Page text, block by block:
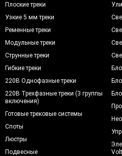
Плоские треки
Узкие 5 мм треки
Ременные треки
Модульные треки
Струнные треки
Гибкие треки
220В Однофазные треки
220В Трехфазные треки (3 группы
включения)
Готовые трековые системы
Споты
Люстры
Подвесные